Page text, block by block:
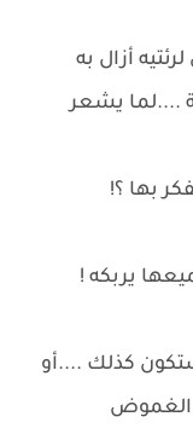
أزال به
....لما يشعر
بها ؟!
يربكه !
كذلك ....أو
الغموض